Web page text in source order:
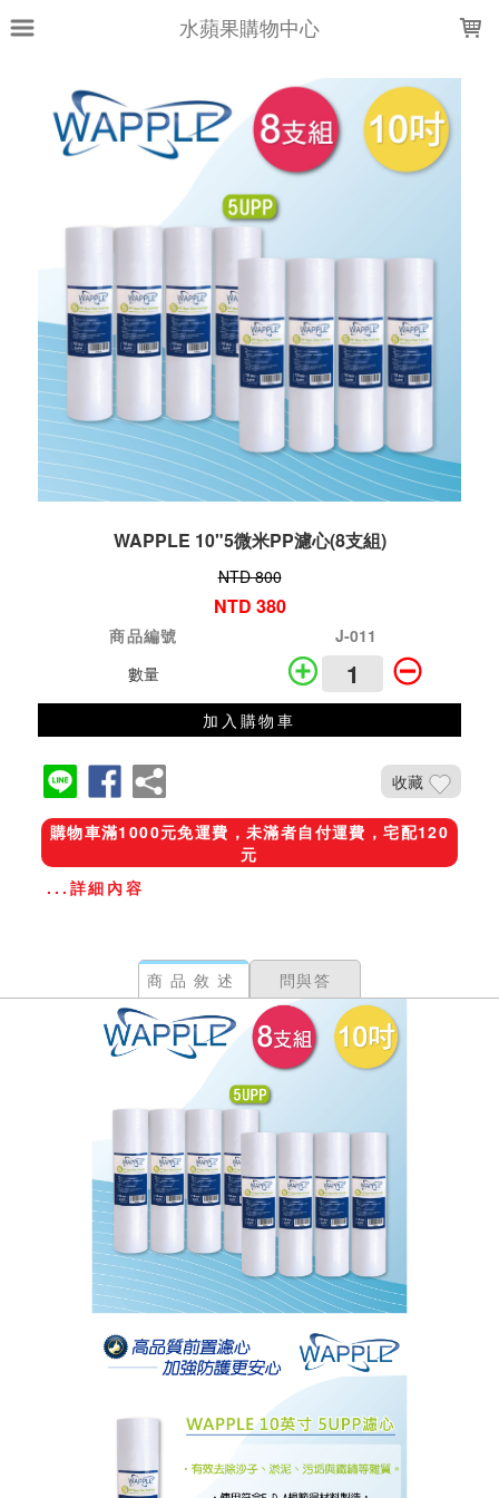
水蘋果購物中心
WAPPLE 10"5微米PP濾心(8支組)
NTD 800
NTD 380
商品編號
J-011
數量
加入購物車
收藏
購物車滿1000元免運費，未滿者自付運費，宅配120
元
...詳細內容
商品敘述 問與答